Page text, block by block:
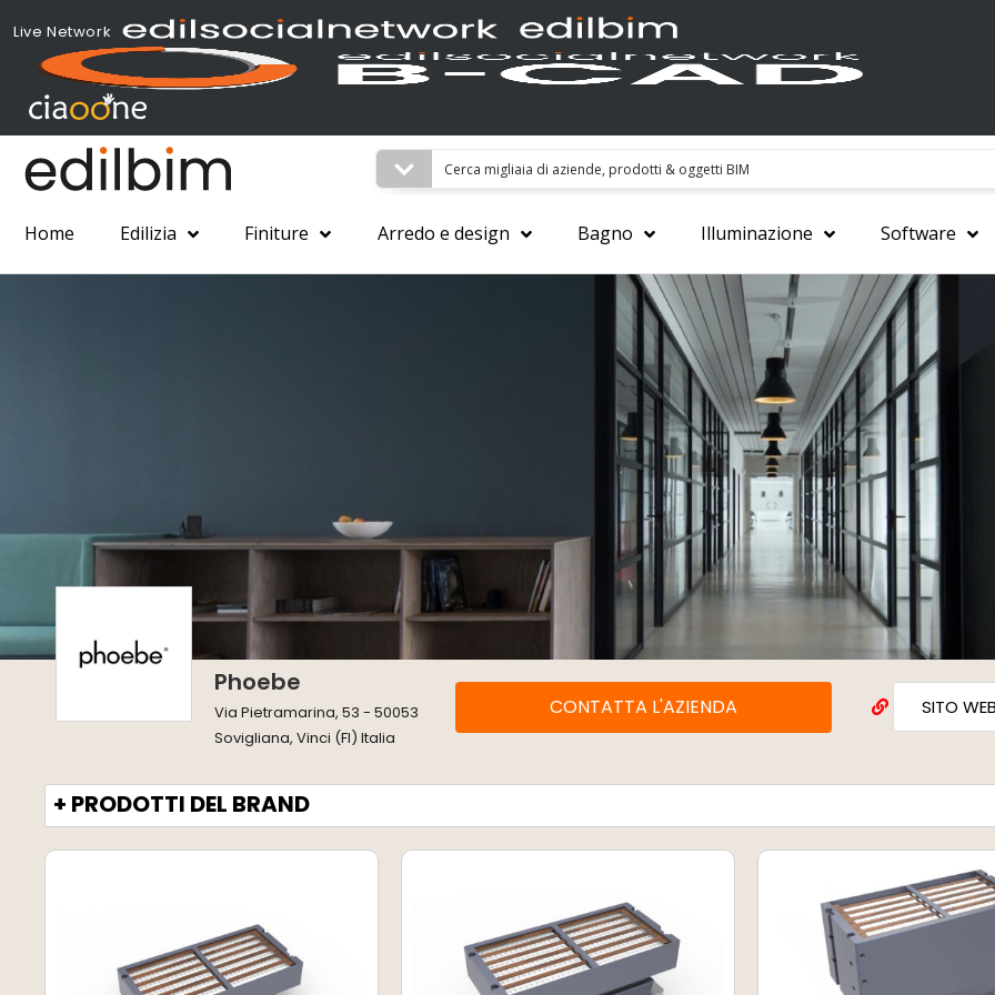
Live Network
Home Edilizia Finiture Arredo e design Bagno Illuminazione Software
Phoebe
Via Pietramarina, 53 - 50053
Sovigliana, Vinci (FI) Italia
CONTATTA L'AZIENDA SITO
+ PRODOTTI DEL BRAND